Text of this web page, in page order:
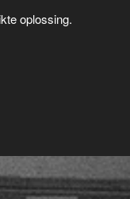
oplossing.